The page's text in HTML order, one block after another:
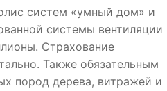
систем «умный дом» и
системы вентиляции
Страхование
Также обязательным
пород дерева, витражей и